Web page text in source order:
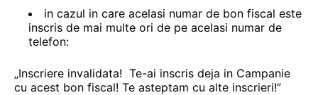
in cazul in care acelasi numar de bon fiscal este
inscris de mai multe ori de pe acelasi numar de
telefon:
„Inscriere invalidata! Te-ai inscris deja in Campanie
cu acest bon fiscal! Te asteptam cu alte inscrieri!”